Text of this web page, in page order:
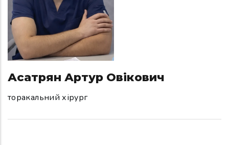
Асатрян Артур Овікович
торакальний хірург